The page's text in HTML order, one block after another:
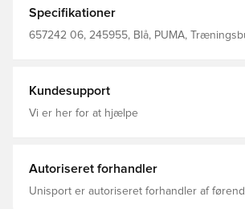
matches on pitch.
Specifikationer
657242 06, 245955, Blå, PUMA,
Kundesupport
Vi er her for at hjælpe
Autoriseret forhandler
Unisport er autoriseret forhandler af